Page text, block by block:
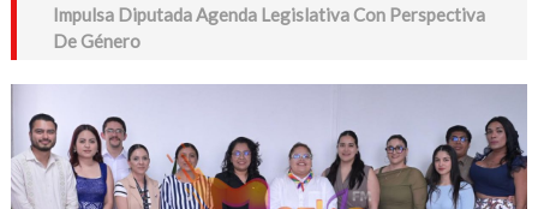
Impulsa Diputada Agenda Legislativa Con Perspectiva
De Género